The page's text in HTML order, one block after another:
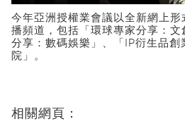
今年亞洲授權業會議以全新網上
播頻道，包括「環球專家分享：
分享：數碼娛樂」、「IP衍生品創
院」。
相關網頁：